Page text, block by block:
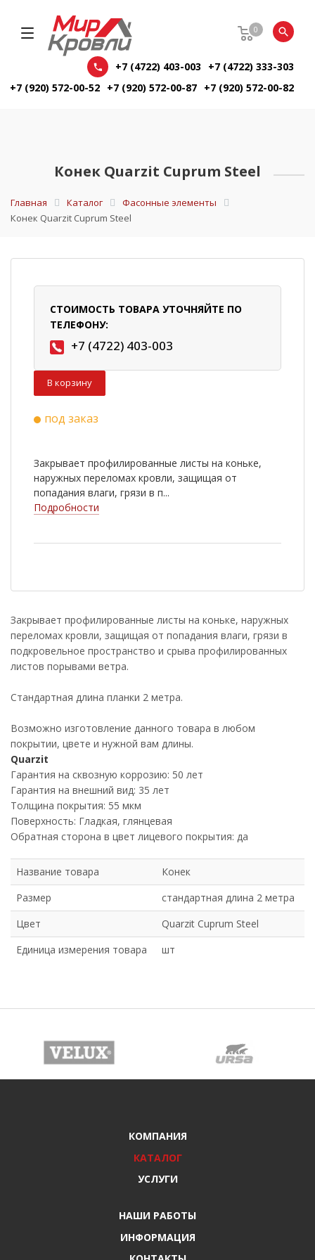
0
+7 (4722) 403-003
+7 (4722) 333-303
+7 (920) 572-00-52 +7 (920) 572-00-87 +7 (920) 572-00-82
Конек Quarzit Cuprum Steel
Главная Каталог
Фасонные элементы
Конек Quarzit Cuprum Steel
СТОИМОСТЬ ТОВАРА УТОЧНЯЙТЕ ПО
ТЕЛЕФОНУ:
+7 (4722) 403-003
В корзину
под заказ
Закрывает профилированные листы на коньке,
наружных переломах кровли, защищая от
попадания влаги, грязи в п...
Подробности
Закрывает профилированные листы на коньке, наружных
переломах кровли, защищая от попадания влаги, грязи в
подкровельное пространство и срыва профилированных
листов порывами ветра.
Стандартная длина планки 2 метра.
Возможно изготовление данного товара в любом
покрытии, цвете и нужной вам длины.
Quarzit
Гарантия на сквозную коррозию: 50 лет
Гарантия на внешний вид: 35 лет
Толщина покрытия: 55 мкм
Поверхность: Гладкая, глянцевая
Обратная сторона в цвет лицевого покрытия: да
Название товара
Конек
Размер
стандартная длина 2 метра
Цвет
Quarzit Cuprum Steel
Единица измерения товара
шт
КОМПАНИЯ
КАТАЛОГ
УСЛУГИ
НАШИ РАБОТЫ
ИНФОРМАЦИЯ